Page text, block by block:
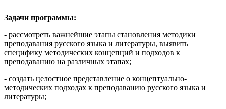
Задачи программы:
- рассмотреть важнейшие этапы становления методики
преподавания русского языка и литературы, выявить
специфику методических концепций и подходов к
преподаванию на различных этапах;
- создать целостное представление о концептуально-
методических подходах к преподаванию русского языка и
литературы;